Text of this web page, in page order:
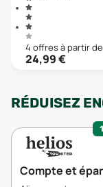
4 offresà partir
24,99€
RÉDUISEZ
Compte et